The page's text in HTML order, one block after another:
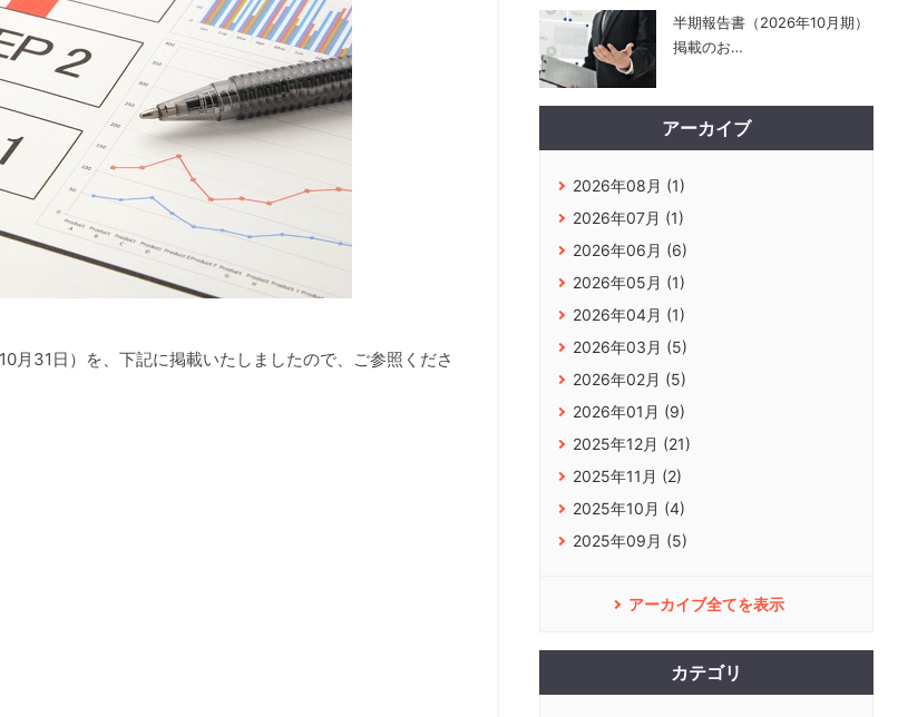
31日）を、下記に掲載いたしましたので、ご参照くださ
半期報告書（2026年10月期）
掲載のお…
アーカイブ
2026年08月 (1)
2026年07月 (1)
2026年06月 (6)
2026年05月 (1)
2026年04月 (1)
2026年03月 (5)
2026年02月 (5)
2026年01月 (9)
2025年12月 (21)
2025年11月 (2)
2025年10月 (4)
2025年09月 (5)
アーカイブ全てを表示
カテゴリ